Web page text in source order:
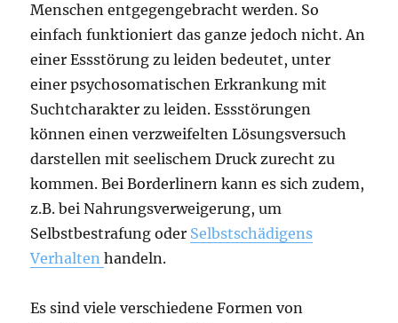
Menschen entgegengebracht werden. So
einfach funktioniert das ganze jedoch nicht. An
einer Essstörung zu leiden bedeutet, unter
einer psychosomatischen Erkrankung mit
Suchtcharakter zu leiden. Essstörungen
können einen verzweifelten Lösungsversuch
darstellen mit seelischem Druck zurecht zu
kommen. Bei Borderlinern kann es sich zudem,
z.B. bei Nahrungsverweigerung, um
Selbstbestrafung oder Selbstschädigens
Verhaltenhandeln.
Es sind viele verschiedene Formen von